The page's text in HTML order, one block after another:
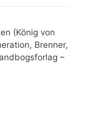
(König von
Brenner,
–